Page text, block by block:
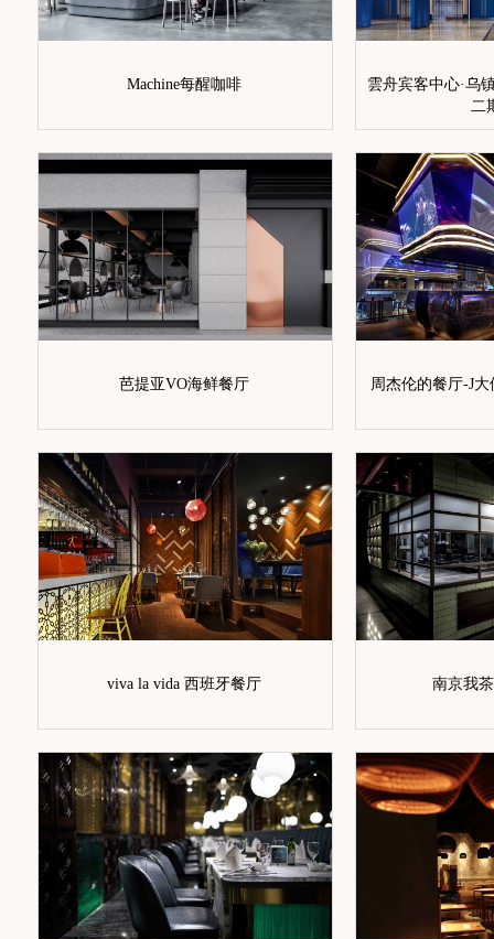
Machine每醒咖啡
雲舟宾客中心·乌
二
芭提亚VO海鲜餐厅
周杰伦的餐厅-J
viva la vida 西班牙餐厅 南京我